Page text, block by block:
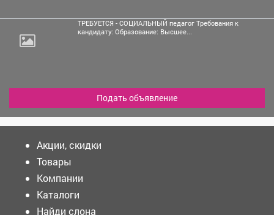
ТРЕБУЕТСЯ - СОЦИАЛЬНЫЙ педагог Требования к
кандидату: Образование: Высшее...
Подать объявление
Акции, скидки
Товары
Компании
Каталоги
Найди слона